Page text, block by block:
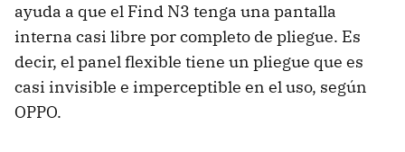
ayuda a que el Find N3 tenga una pantalla
interna casi libre por completo de pliegue. Es
decir, el panel flexible tiene un pliegue que es
casi invisible e imperceptible en el uso, según
OPPO.